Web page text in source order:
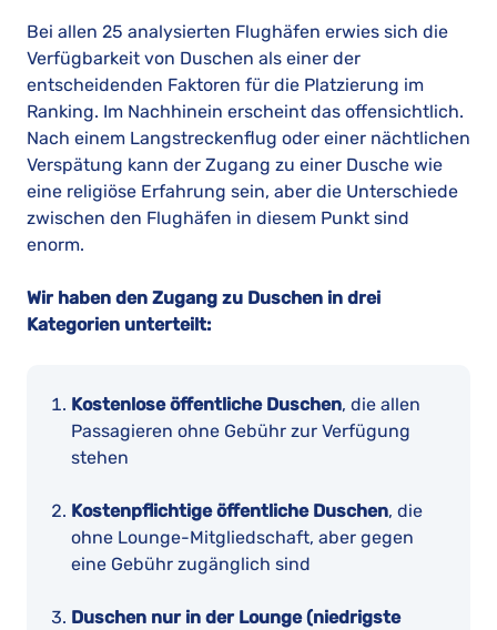
Bei allen 25 analysierten Flughäfen erwies sich die
Verfügbarkeit von Duschen als einer der
entscheidenden Faktoren für die Platzierung im
Ranking. Im Nachhinein erscheint das offensichtlich.
Nach einem Langstreckenflug oder einer nächtlichen
Verspätung kann der Zugang zu einer Dusche wie
eine religiöse Erfahrung sein, aber die Unterschiede
zwischen den Flughäfen in diesem Punkt sind
enorm.
Wir haben den Zugang zu Duschen in drei
Kategorien unterteilt:
Kostenlose öffentliche Duschen, die allen
Passagieren ohne Gebühr zur Verfügung
stehen
Kostenpflichtige öffentliche Duschen, die
ohne Lounge-Mitgliedschaft, aber gegen
eine Gebühr zugänglich sind
Duschen nur in der Lounge (niedrigste